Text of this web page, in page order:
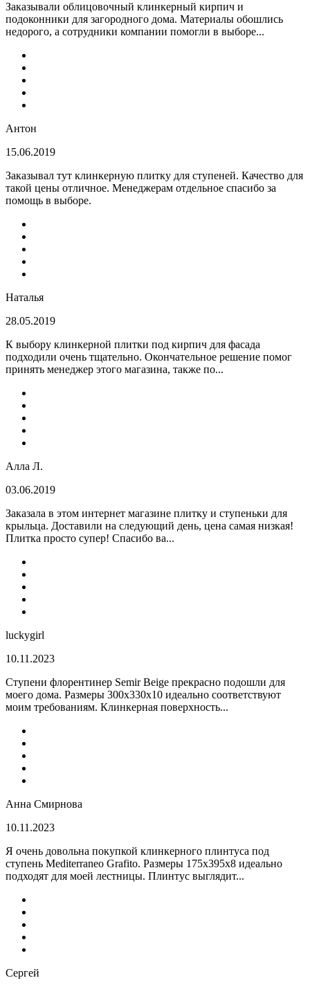
Заказывали облицовочный клинкерный кирпич и
подоконники для загородного дома. Материалы обошлись
недорого, а сотрудники компании помогли в выборе...
Антон
15.06.2019
Заказывал тут клинкерную плитку для ступеней. Качество для
такой цены отличное. Менеджерам отдельное спасибо за
помощь в выборе.
Наталья
28.05.2019
К выбору клинкерной плитки под кирпич для фасада
подходили очень тщательно. Окончательное решение помог
принять менеджер этого магазина, также по...
Алла Л.
03.06.2019
Заказала в этом интернет магазине плитку и ступеньки для
крыльца. Доставили на следующий день, цена самая низкая!
Плитка просто супер! Спасибо ва...
luckygirl
10.11.2023
Ступени флорентинер Semir Beige прекрасно подошли для
моего дома. Размеры 300х330х10 идеально соответствуют
моим требованиям. Клинкерная поверхность...
Анна Смирнова
10.11.2023
Я очень довольна покупкой клинкерного плинтуса под
ступень Mediterraneo Grafito. Размеры 175х395х8 идеально
подходят для моей лестницы. Плинтус выглядит...
Сергей